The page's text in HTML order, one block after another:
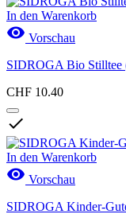
In den Warenkorb
 Vorschau
SIDROGA Bio Stilltee
CHF 10.40

In den Warenkorb
 Vorschau
SIDROGA Kinder-